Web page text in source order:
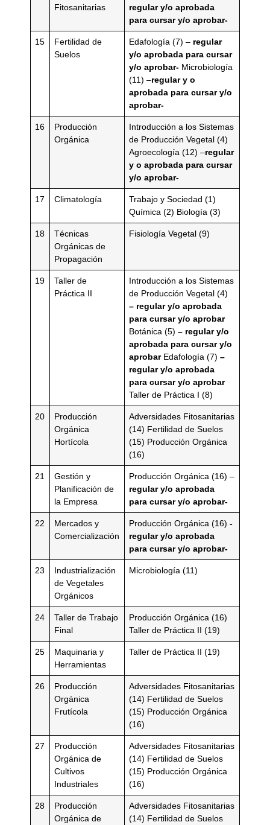
Fitosanitarias
regular y/o aprobada
para cursar y/o aprobar-
15
Fertilidad de
Suelos
Edafología (7) – regular
y/o aprobada para cursar
y/o aprobar- Microbiología
(11) –regular y o
aprobada para cursar y/o
aprobar-
16
Producción
Orgánica
Introducción a los Sistemas
de Producción Vegetal (4)
Agroecología (12) –regular
y o aprobada para cursar
y/o aprobar-
17 Climatología
Trabajo y Sociedad (1)
Química (2) Biología (3)
18
Técnicas
Orgánicas de
Propagación
Fisiología Vegetal (9)
19
Taller de
Práctica II
Introducción a los Sistemas
de Producción Vegetal (4)
– regular y/o aprobada
para cursar y/o aprobar
Botánica (5) – regular y/o
aprobada para cursar y/o
aprobarEdafología (7) –
regular y/o aprobada
para cursar y/o aprobar
Taller de Práctica I (8)
20
Producción
Orgánica
Hortícola
Adversidades Fitosanitarias
(14) Fertilidad de Suelos
(15) Producción Orgánica
(16)
21
Gestión y
Planificación de
la Empresa
Producción Orgánica (16) –
regular y/o aprobada
para cursar y/o aprobar-
22
Mercados y
Comercialización
Producción Orgánica (16)-
regular y/o aprobada
para cursar y/o aprobar-
23
Industrialización
de Vegetales
Orgánicos
Microbiología (11)
24
Taller de Trabajo
Final
Producción Orgánica (16)
Taller de Práctica II (19)
25
Maquinaria y
Herramientas
Taller de Práctica II (19)
26
Producción
Orgánica
Frutícola
Adversidades Fitosanitarias
(14) Fertilidad de Suelos
(15) Producción Orgánica
(16)
27
Producción
Orgánica de
Cultivos
Industriales
Adversidades Fitosanitarias
(14) Fertilidad de Suelos
(15) Producción Orgánica
(16)
28
Producción
Orgánica de
Adversidades Fitosanitarias
(14) Fertilidad de Suelos